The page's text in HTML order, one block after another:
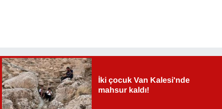
İki çocuk Van Kalesi'nde
mahsur kaldı!